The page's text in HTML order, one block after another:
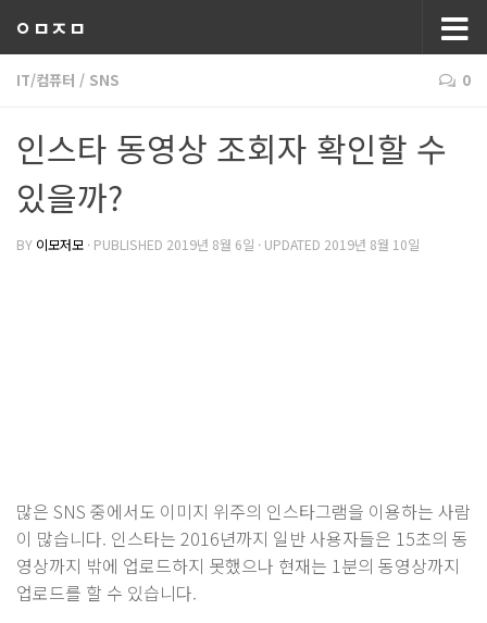
ㅇㅁㅈㅁ
IT/컴퓨터 / SNS 0
인스타 동영상 조회자 확인할 수
있을까?
BY 이모저모 · PUBLISHED 2019년 8월 6일 · UPDATED 2019년 8월 10일
많은 SNS 중에서도 이미지 위주의 인스타그램을 이용하는 사람
이 많습니다. 인스타는 2016년까지 일반 사용자들은 15초의 동
영상까지 밖에 업로드하지 못했으나 현재는 1분의 동영상까지
업로드를 할 수 있습니다.